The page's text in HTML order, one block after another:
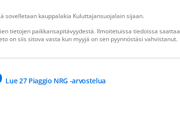
sovelletaan kauppalakia Kuluttajansuojalain sijaan.
tietojen paikkansapitävyydestä. Ilmoitetuissa tiedoissa saattaa
on siis sitova vasta kun myyjä on sen pyynnöstäsi vahvistanut.
Lue 27 Piaggio NRG -arvostelua